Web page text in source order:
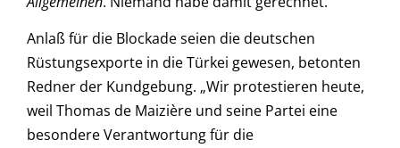
Anlaß für die Blockade seien die deutschen
Rüstungsexporte in die Türkei gewesen, betonten
Redner der Kundgebung. „Wir protestieren heute,
weil Thomas de Maizière und seine Partei eine
besondere Verantwortung für die